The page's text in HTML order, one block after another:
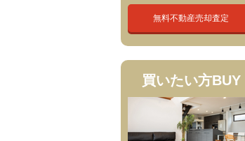
無料不動産売却査定
買いたい方BUY